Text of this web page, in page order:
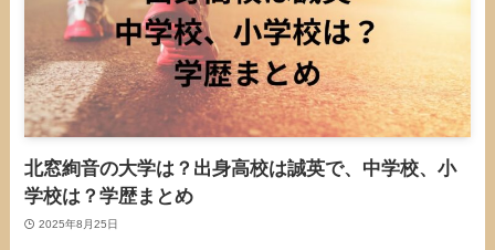
北窓絢音の大学は？出身高校は誠英で、中学校、小
学校は？学歴まとめ
2025年8月25日